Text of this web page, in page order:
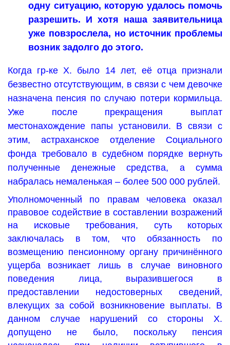
одну ситуацию, которую удалось помочь
разрешить. И хотя наша заявительница
уже повзрослела, но источник проблемы
возник задолго до этого.
Когда гр-ке Х. было 14 лет, её отца признали
безвестно отсутствующим, в связи с чем девочке
назначена пенсия по случаю потери кормильца.
Уже после прекращения выплат
местонахождение папы установили. В связи с
этим, астраханское отделение Социального
фонда требовало в судебном порядке вернуть
полученные денежные средства, а сумма
набралась немаленькая – более 500 000 рублей.
Уполномоченный по правам человека оказал
правовое содействие в составлении возражений
на исковые требования, суть которых
заключалась в том, чтообязанность по
возмещению пенсионному органу причинённого
ущерба возникает лишь в случае виновного
поведения лица, выразившегося в
предоставлении недостоверных сведений,
влекущих за собой возникновение выплаты. В
данном случае нарушений со стороны Х.
допущено не было, поскольку пенсия